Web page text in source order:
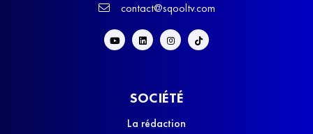
contact@sqooltv.com
SOCIÉTÉ
La rédaction